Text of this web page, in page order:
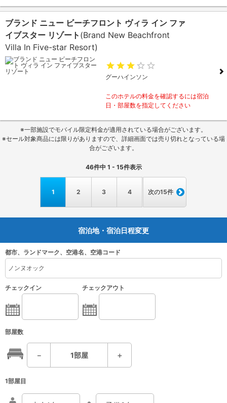
ブランド ニュー ビーチフロント ヴィラ イン ファ
イブスター リゾート (Brand New Beachfront
Villa In Five-star Resort)
グーハインソン
このホテルの料金を確認するには宿泊
日・部屋数を指定してください
※一部施設でモバイル限定料金が適用されている場合がございます。
※セール対象商品には限りがありますので、詳細画面では売り切れとなっている場
合がございます。
46件中 1 - 15件表示
1 2 3 4 次の15件
宿泊地・宿泊日程変更
都市、ランドマーク、空港名、空港コード
チェックイン チェックアウト
部屋数
－ 1部屋 ＋
1部屋目